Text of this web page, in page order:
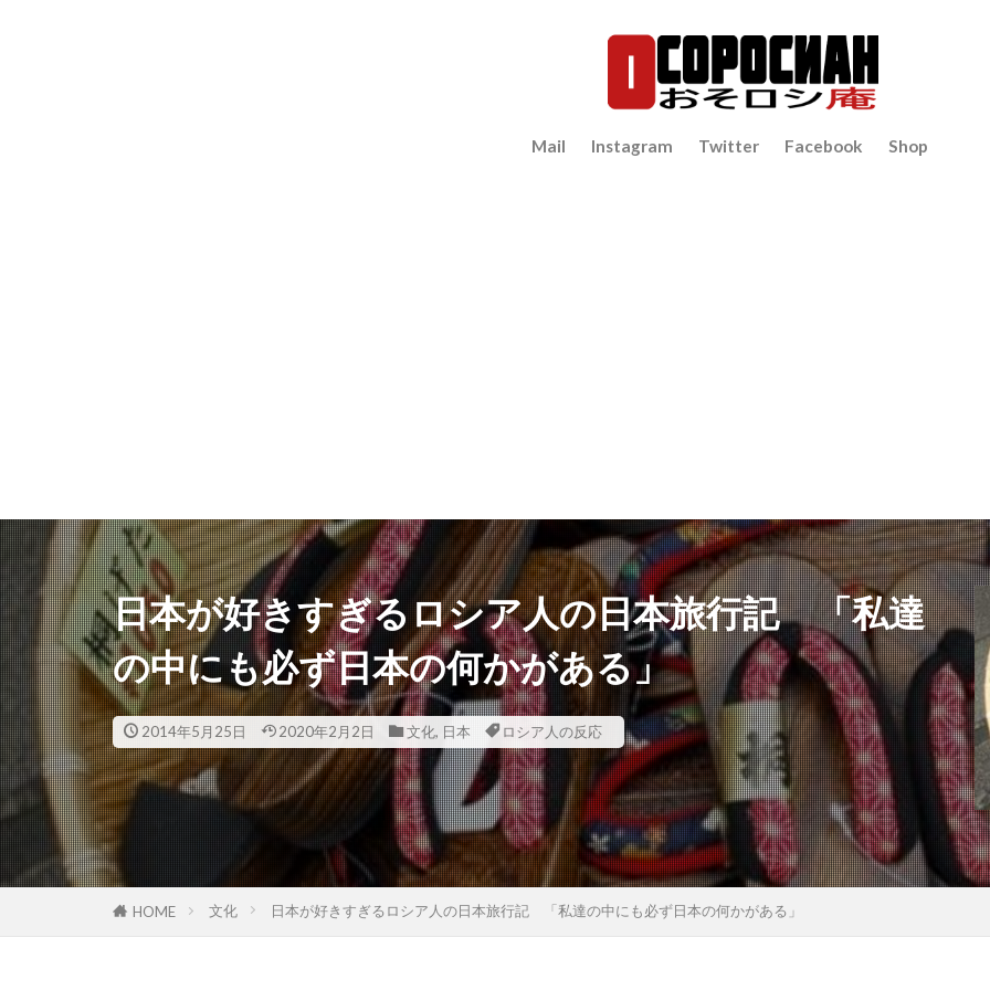
Mail Instagram Twitter Facebook Shop
日本が好きすぎるロシア人の日本旅行記 「私達
の中にも必ず日本の何かがある」
2014年5月25日 2020年2月2日 文化, 日本 ロシア人の反応
HOME 文化 日本が好きすぎるロシア人の日本旅行記 「私達の中にも必ず日本の何かがある」